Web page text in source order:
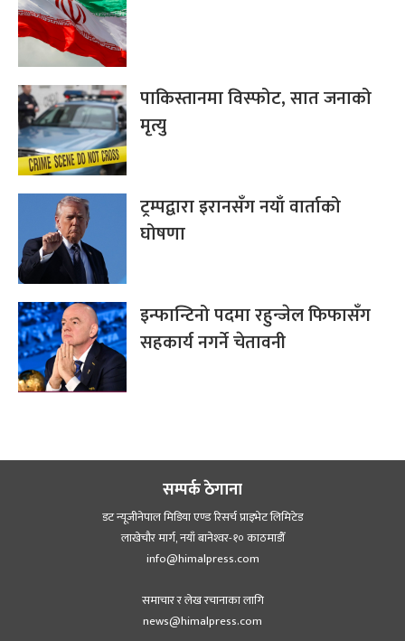
पाकिस्तानमा विस्फोट, सात जनाको
मृत्यु
ट्रम्पद्वारा इरानसँग नयाँ वार्ताको
घोषणा
इन्फान्टिनो पदमा रहुन्जेल फिफासँग
सहकार्य नगर्ने चेतावनी
सम्पर्क ठेगाना
डट न्यूजीनेपाल मिडिया एण्ड रिसर्च प्राइभेट लिमिटेड
लाखेचौर मार्ग, नयाँ बानेश्‍वर-१० काठमाडौँ
info@himalpress.com
समाचार र लेख रचानाका लागि
news@himalpress.com